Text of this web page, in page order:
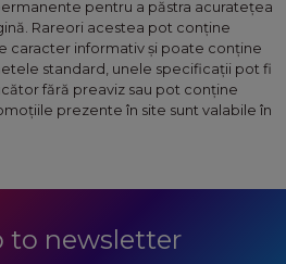
pentru a păstra acurateţea
Rareori acestea pot conţine
caracter informativ şi poate conţine
standard, unele specificaţii pot fi
fără preaviz sau pot conţine
prezente în site sunt valabile în
to newsletter